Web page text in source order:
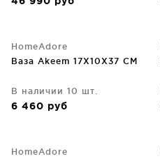
HomeAdore
Ваза Akeem 17X10X37 CM
В наличии 10 шт.
6 460 руб
HomeAdore